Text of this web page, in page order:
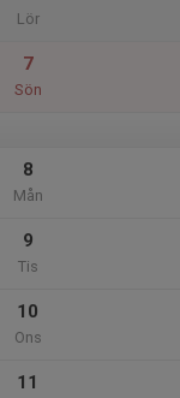
Lör
7
Sön
8
Mån
9
Tis
10
Ons
11